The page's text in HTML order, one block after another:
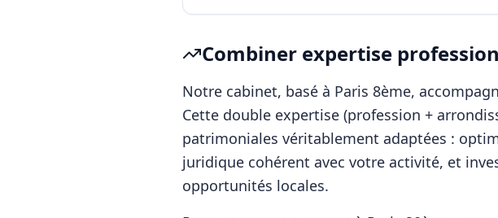
Combiner expertise
Notre cabinet, basé à Paris 8ème,
Cette double expertise (profession +
patrimoniales véritablement adaptées :
juridique cohérent avec votre activité, et
opportunités locales.